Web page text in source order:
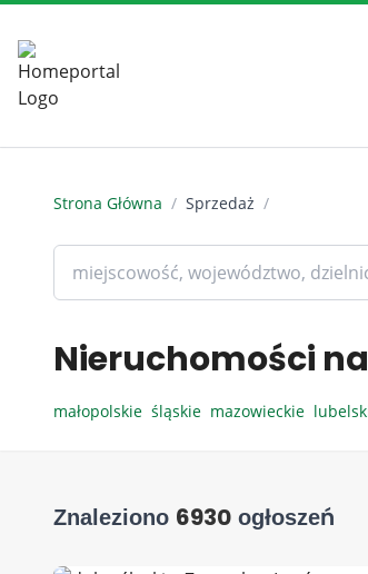
Strona Główna / Sprzedaż /
Nieruchomości
małopolskie śląskie mazowieckie
Znaleziono 6930 ogłoszeń